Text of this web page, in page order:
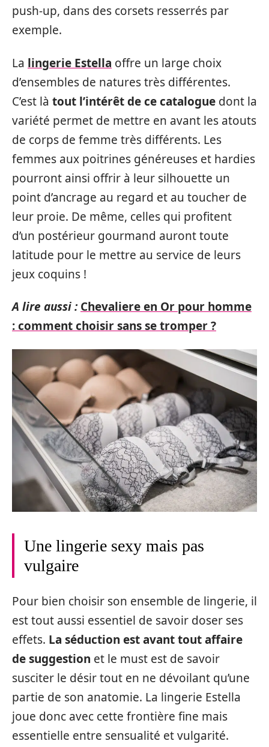
push-up, dans des corsets resserrés par
exemple.
La lingerie Estella offre un large choix
d’ensembles de natures très différentes.
C’est là tout l’intérêt de ce catalogue dont la
variété permet de mettre en avant les atouts
de corps de femme très différents. Les
femmes aux poitrines généreuses et hardies
pourront ainsi offrir à leur silhouette un
point d’ancrage au regard et au toucher de
leur proie. De même, celles qui profitent
d’un postérieur gourmand auront toute
latitude pour le mettre au service de leurs
jeux coquins !
A lire aussi : Chevaliere en Or pour homme
: comment choisir sans se tromper ?
Une lingerie sexy mais pas
vulgaire
Pour bien choisir son ensemble de lingerie, il
est tout aussi essentiel de savoir doser ses
effets. La séduction est avant tout affaire
de suggestion et le must est de savoir
susciter le désir tout en ne dévoilant qu’une
partie de son anatomie. La lingerie Estella
joue donc avec cette frontière fine mais
essentielle entre sensualité et vulgarité.